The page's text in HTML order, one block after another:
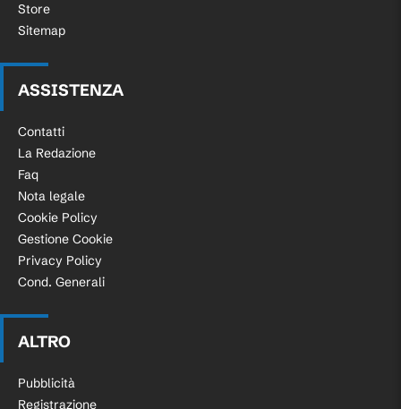
Store
Sitemap
ASSISTENZA
Contatti
La Redazione
Faq
Nota legale
Cookie Policy
Gestione Cookie
Privacy Policy
Cond. Generali
ALTRO
Pubblicità
Registrazione